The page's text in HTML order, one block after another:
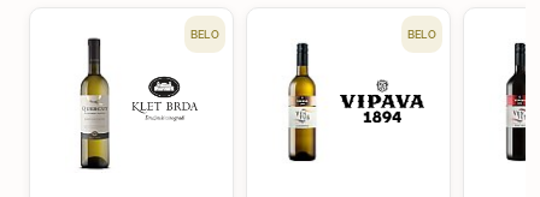
BELO BELO